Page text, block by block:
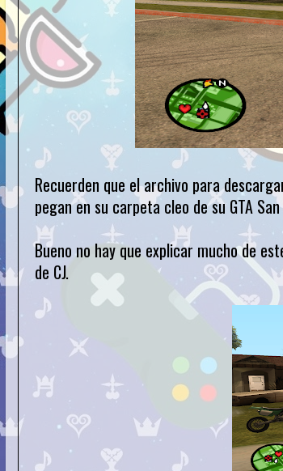
Recuerden que el archivo para
pegan en su carpeta cleo de su GTA
Bueno no hay que explicar mucho de
de CJ.